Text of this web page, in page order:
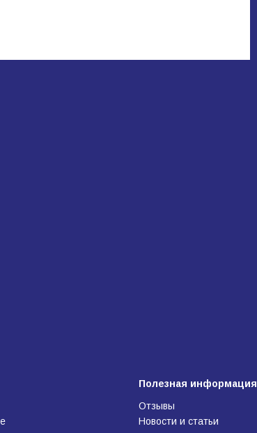
Полезная информация
Отзывы
Новости и статьи